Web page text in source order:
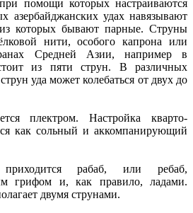
помощи которых настраиваются
азербайджанских удах навязывают
которых бывают парные. Струны
нити, особого капрона или
Средней Азии, например в
из пяти струн. В различных
уда может колебаться от двух до
плектром. Настройка кварто-
как сольный и аккомпанирующий
рабаб, или ребаб,
грифом и, как правило, ладами.
двумя струнами.